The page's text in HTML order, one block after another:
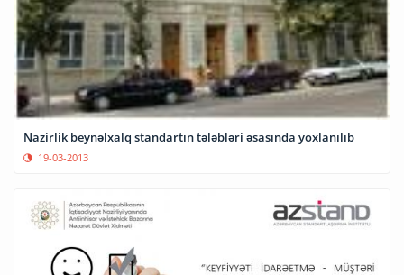
Nazirlik beynəlxalq standartın tələbləri əsasında yoxlanılıb
19-03-2013